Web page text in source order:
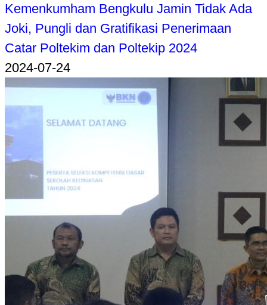
Kemenkumham Bengkulu Jamin Tidak Ada
Joki, Pungli dan Gratifikasi Penerimaan
Catar Poltekim dan Poltekip 2024
2024-07-24